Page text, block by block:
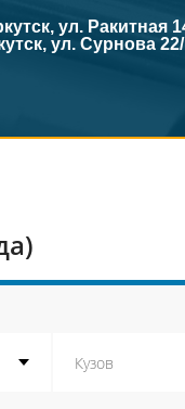
ул. Ракитная
ул. Сурнова